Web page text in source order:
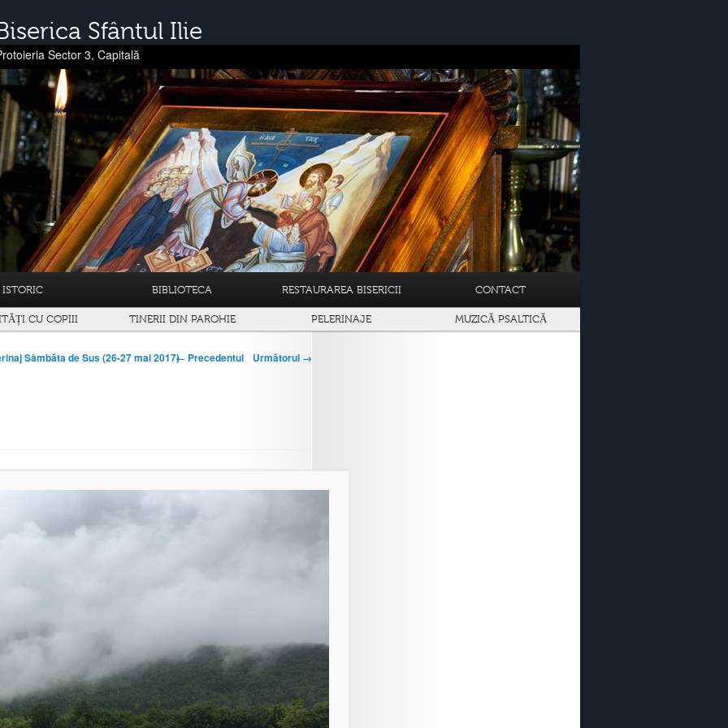
Sfântul Ilie
Sector 3, Capitală
ISTORIC BIBLIOTECA RESTAURAREA BISERICII CONTACT
CU COPIII TINERII DIN PAROHIE PELERINAJE MUZICĂ PSALTICĂ
← Precedentul Următorul →
Sâmbăta de Sus (26-27 mai 2017)